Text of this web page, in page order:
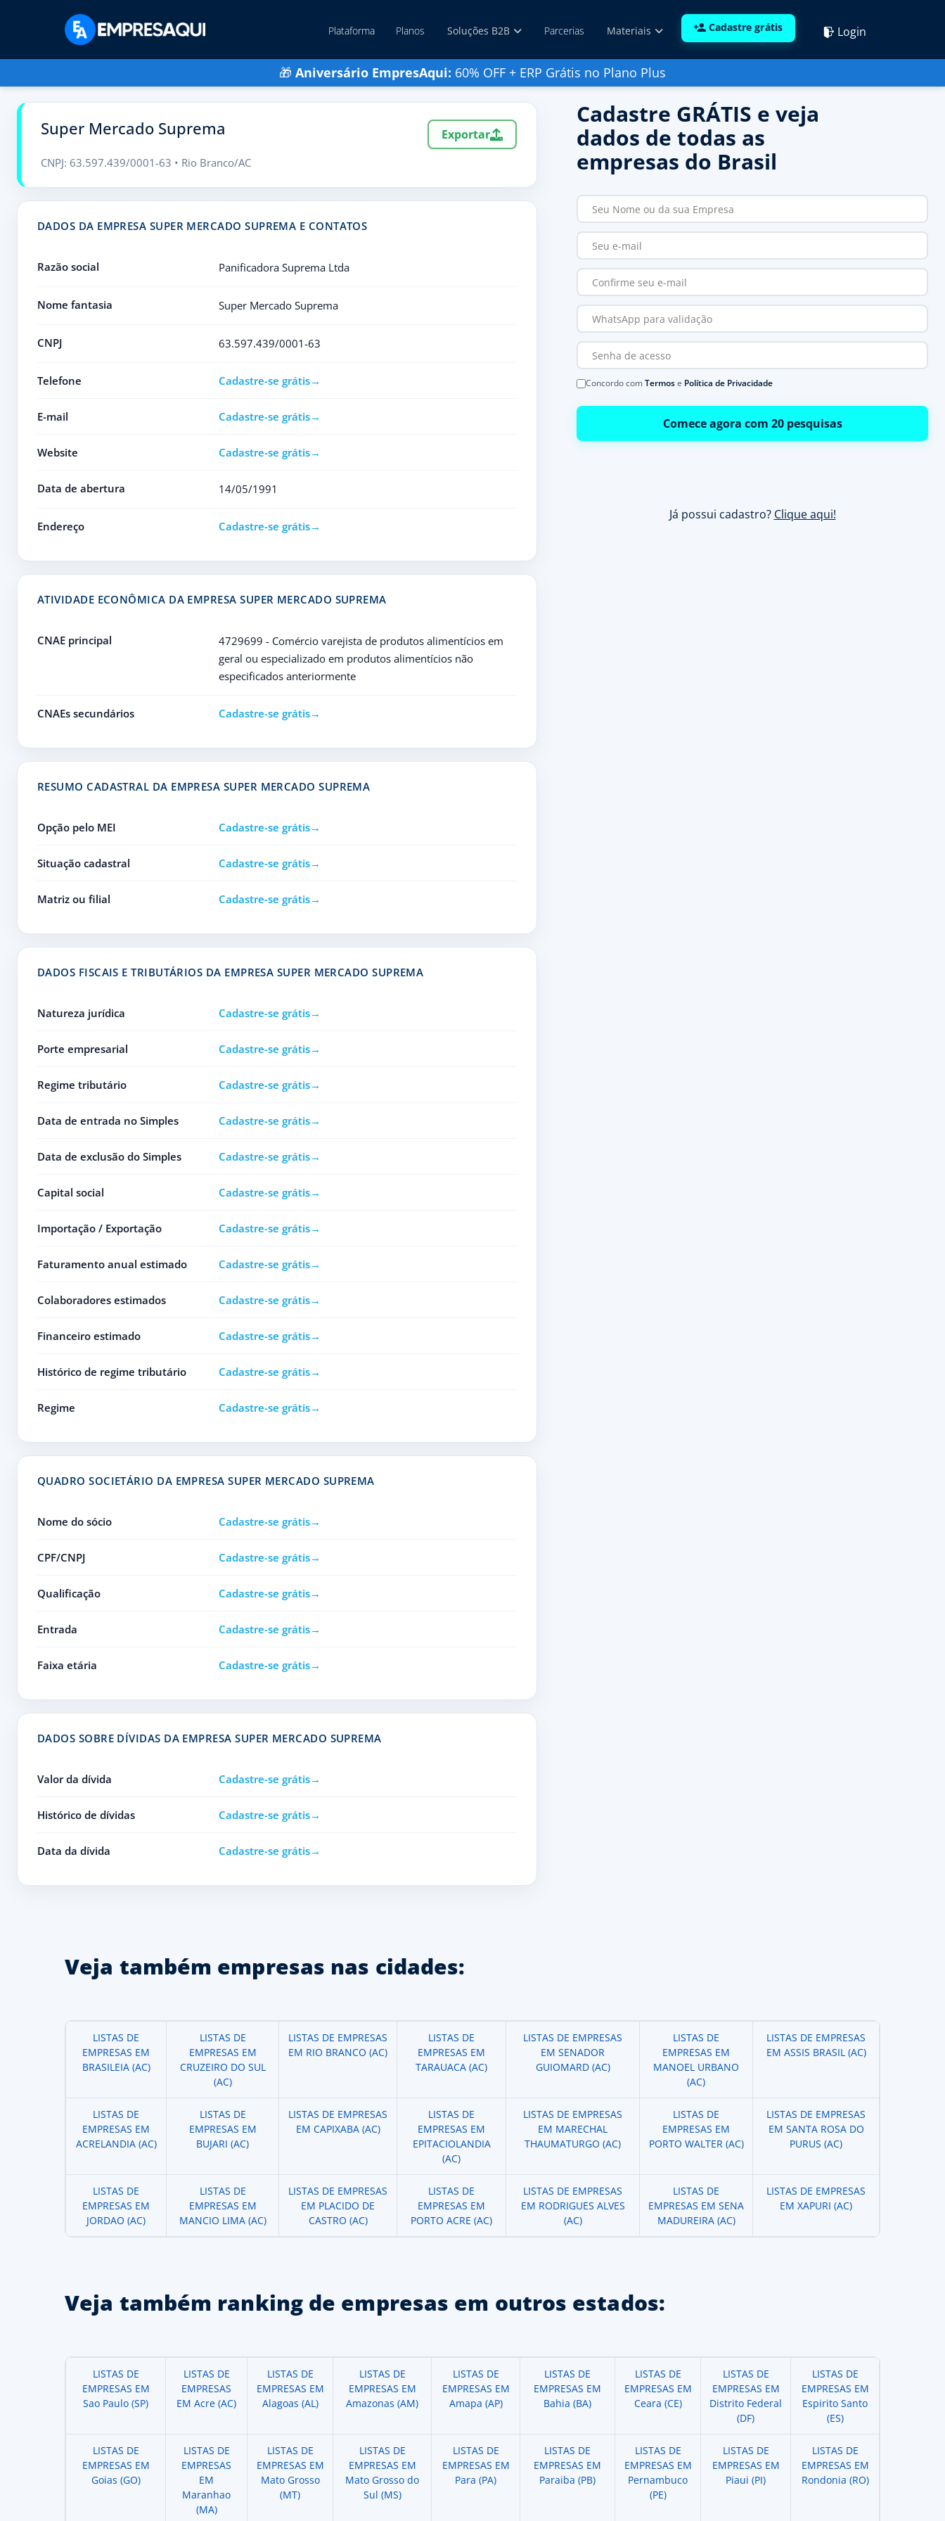
Plataforma Planos Soluções B2B Parcerias Materiais Cadastre grátis Login
🎁 Aniversário EmpresAqui: 60% OFF + ERP Grátis no Plano Plus
Super Mercado Suprema Exportar
CNPJ: 63.597.439/0001-63 • Rio Branco/AC
DADOS DA EMPRESA SUPER MERCADO SUPREMA E CONTATOS
Razão social Panificadora Suprema Ltda
Nome fantasia Super Mercado Suprema
CNPJ 63.597.439/0001-63
Telefone Cadastre-se grátis
E-mail Cadastre-se grátis
Website Cadastre-se grátis
Data de abertura 14/05/1991
Endereço Cadastre-se grátis
ATIVIDADE ECONÔMICA DA EMPRESA SUPER MERCADO SUPREMA
CNAE principal
4729699 - Comércio varejista de produtos alimentícios em
geral ou especializado em produtos alimentícios não
especificados anteriormente
CNAEs secundários Cadastre-se grátis
RESUMO CADASTRAL DA EMPRESA SUPER MERCADO SUPREMA
Opção pelo MEI Cadastre-se grátis
Situação cadastral Cadastre-se grátis
Matriz ou filial Cadastre-se grátis
DADOS FISCAIS E TRIBUTÁRIOS DA EMPRESA SUPER MERCADO SUPREMA
Natureza jurídica Cadastre-se grátis
Porte empresarial Cadastre-se grátis
Regime tributário Cadastre-se grátis
Data de entrada no Simples Cadastre-se grátis
Data de exclusão do Simples Cadastre-se grátis
Capital social Cadastre-se grátis
Importação / Exportação Cadastre-se grátis
Faturamento anual estimado Cadastre-se grátis
Colaboradores estimados Cadastre-se grátis
Financeiro estimado Cadastre-se grátis
Histórico de regime tributário Cadastre-se grátis
Regime Cadastre-se grátis
QUADRO SOCIETÁRIO DA EMPRESA SUPER MERCADO SUPREMA
Nome do sócio Cadastre-se grátis
CPF/CNPJ Cadastre-se grátis
Qualificação Cadastre-se grátis
Entrada Cadastre-se grátis
Faixa etária Cadastre-se grátis
DADOS SOBRE DÍVIDAS DA EMPRESA SUPER MERCADO SUPREMA
Valor da dívida Cadastre-se grátis
Histórico de dívidas Cadastre-se grátis
Data da dívida Cadastre-se grátis
Cadastre GRÁTIS e veja
dados de todas as
empresas do Brasil
Concordo comTermose Política de Privacidade
Comece agora com 20 pesquisas
Já possui cadastro? Clique aqui!
Veja também empresas nas cidades:
LISTAS DE
EMPRESAS EM
BRASILEIA (AC)
LISTAS DE
EMPRESAS EM
CRUZEIRO DO SUL
(AC)
LISTAS DE EMPRESAS
EM RIO BRANCO (AC)
LISTAS DE
EMPRESAS EM
TARAUACA (AC)
LISTAS DE EMPRESAS
EM SENADOR
GUIOMARD (AC)
LISTAS DE
EMPRESAS EM
MANOEL URBANO
(AC)
LISTAS DE EMPRESAS
EM ASSIS BRASIL (AC)
LISTAS DE
EMPRESAS EM
ACRELANDIA (AC)
LISTAS DE
EMPRESAS EM
BUJARI (AC)
LISTAS DE EMPRESAS
EM CAPIXABA (AC)
LISTAS DE
EMPRESAS EM
EPITACIOLANDIA
(AC)
LISTAS DE EMPRESAS
EM MARECHAL
THAUMATURGO (AC)
LISTAS DE
EMPRESAS EM
PORTO WALTER (AC)
LISTAS DE EMPRESAS
EM SANTA ROSA DO
PURUS (AC)
LISTAS DE
EMPRESAS EM
JORDAO (AC)
LISTAS DE
EMPRESAS EM
MANCIO LIMA (AC)
LISTAS DE EMPRESAS
EM PLACIDO DE
CASTRO (AC)
LISTAS DE
EMPRESAS EM
PORTO ACRE (AC)
LISTAS DE EMPRESAS
EM RODRIGUES ALVES
(AC)
LISTAS DE
EMPRESAS EM SENA
MADUREIRA (AC)
LISTAS DE EMPRESAS
EM XAPURI (AC)
Veja também ranking de empresas em outros estados:
LISTAS DE
EMPRESAS EM
Sao Paulo (SP)
LISTAS DE
EMPRESAS
EM Acre (AC)
LISTAS DE
EMPRESAS EM
Alagoas (AL)
LISTAS DE
EMPRESAS EM
Amazonas (AM)
LISTAS DE
EMPRESAS EM
Amapa (AP)
LISTAS DE
EMPRESAS EM
Bahia (BA)
LISTAS DE
EMPRESAS EM
Ceara (CE)
LISTAS DE
EMPRESAS EM
Distrito Federal
(DF)
LISTAS DE
EMPRESAS EM
Espirito Santo
(ES)
LISTAS DE
EMPRESAS EM
Goias (GO)
LISTAS DE
EMPRESAS
EM
Maranhao
(MA)
LISTAS DE
EMPRESAS EM
Mato Grosso
(MT)
LISTAS DE
EMPRESAS EM
Mato Grosso do
Sul (MS)
LISTAS DE
EMPRESAS EM
Para (PA)
LISTAS DE
EMPRESAS EM
Paraiba (PB)
LISTAS DE
EMPRESAS EM
Pernambuco
(PE)
LISTAS DE
EMPRESAS EM
Piaui (PI)
LISTAS DE
EMPRESAS EM
Rondonia (RO)